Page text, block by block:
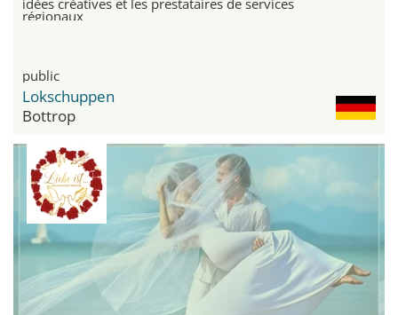
idées créatives et les prestataires de services
régionaux
public
Lokschuppen
Bottrop